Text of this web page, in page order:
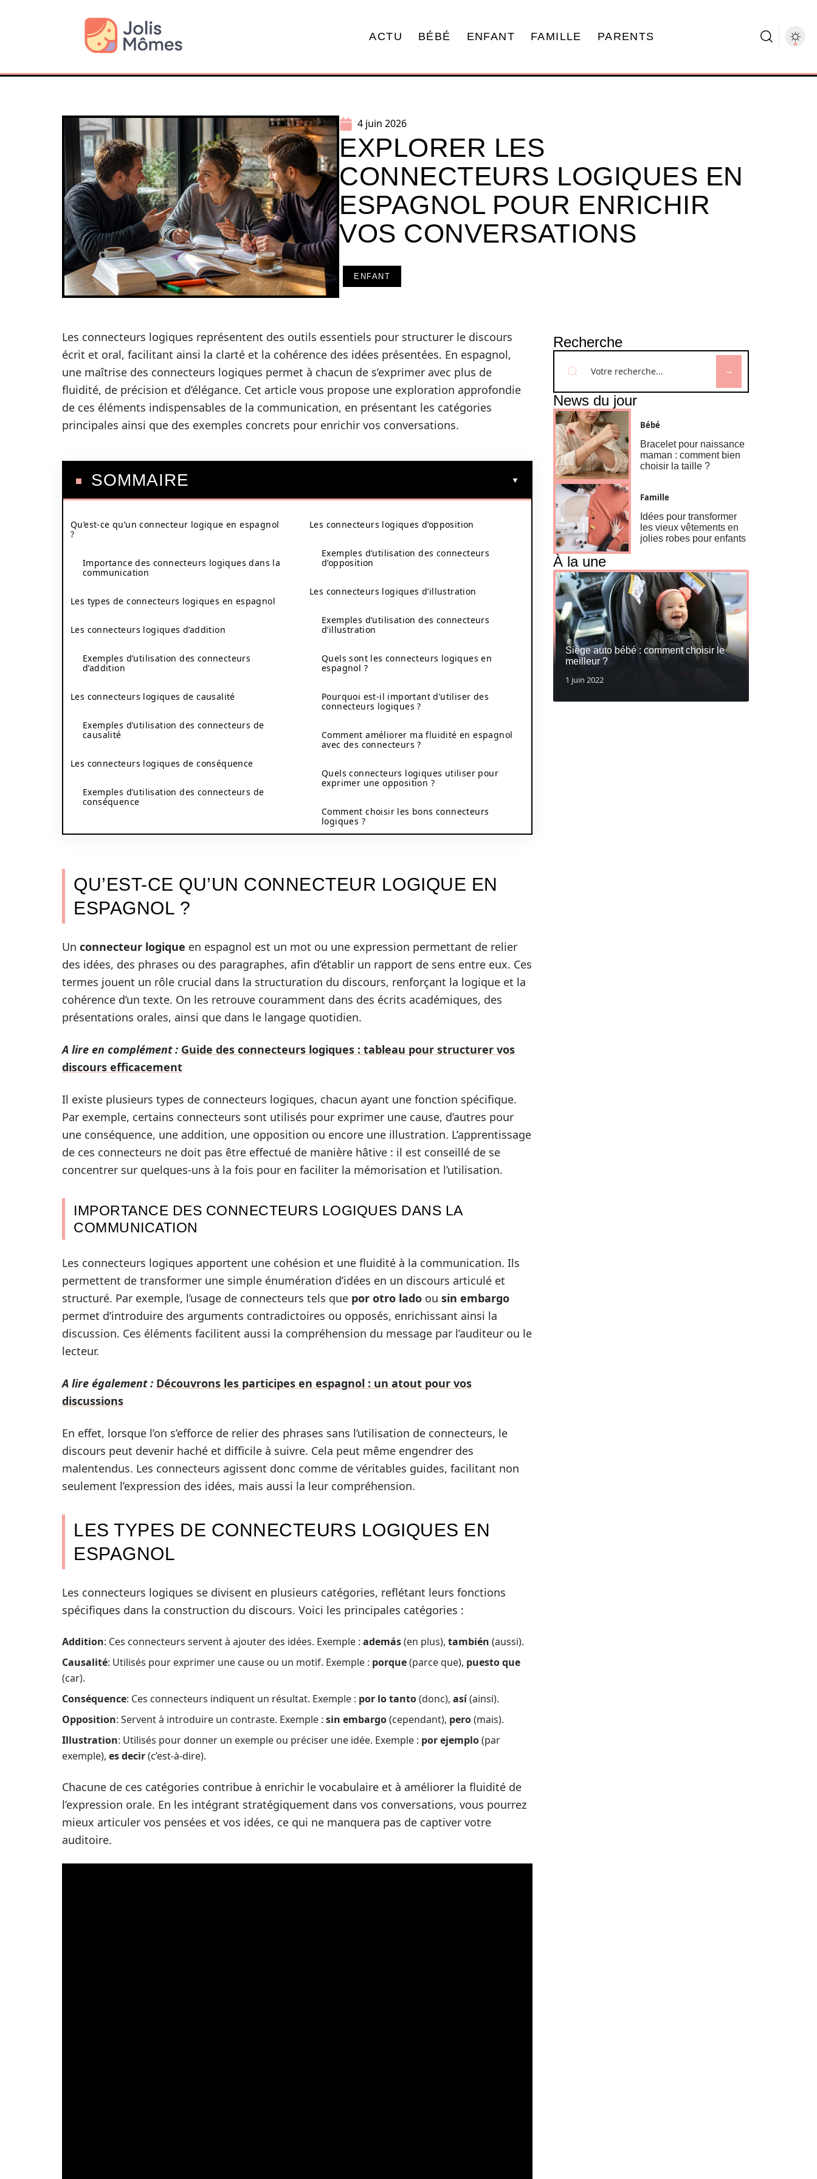
ACTU BÉBÉ ENFANT FAMILLE PARENTS
4 juin 2026
EXPLORER LES
CONNECTEURS LOGIQUES EN
ESPAGNOL POUR ENRICHIR
VOS CONVERSATIONS
ENFANT
Les connecteurs logiques représentent des outils essentiels pour structurer le discours
écrit et oral, facilitant ainsi la clarté et la cohérence des idées présentées. En espagnol,
une maîtrise des connecteurs logiques permet à chacun de s’exprimer avec plus de
fluidité, de précision et d’élégance. Cet article vous propose une exploration approfondie
de ces éléments indispensables de la communication, en présentant les catégories
principales ainsi que des exemples concrets pour enrichir vos conversations.
SOMMAIRE
Qu’est-ce qu’un connecteur logique en espagnol
?
Importance des connecteurs logiques dans la
communication
Les types de connecteurs logiques en espagnol
Les connecteurs logiques d’addition
Exemples d’utilisation des connecteurs
d’addition
Les connecteurs logiques de causalité
Exemples d’utilisation des connecteurs de
causalité
Les connecteurs logiques de conséquence
Exemples d’utilisation des connecteurs de
conséquence
Les connecteurs logiques d’opposition
Exemples d’utilisation des connecteurs
d’opposition
Les connecteurs logiques d’illustration
Exemples d’utilisation des connecteurs
d’illustration
Quels sont les connecteurs logiques en
espagnol ?
Pourquoi est-il important d’utiliser des
connecteurs logiques ?
Comment améliorer ma fluidité en espagnol
avec des connecteurs ?
Quels connecteurs logiques utiliser pour
exprimer une opposition ?
Comment choisir les bons connecteurs
logiques ?
QU’EST-CE QU’UN CONNECTEUR LOGIQUE EN
ESPAGNOL ?
Un connecteur logique en espagnol est un mot ou une expression permettant de relier
des idées, des phrases ou des paragraphes, afin d’établir un rapport de sens entre eux. Ces
termes jouent un rôle crucial dans la structuration du discours, renforçant la logique et la
cohérence d’un texte. On les retrouve couramment dans des écrits académiques, des
présentations orales, ainsi que dans le langage quotidien.
A lire en complément : Guide des connecteurs logiques : tableau pour structurer vos
discours efficacement
Il existe plusieurs types de connecteurs logiques, chacun ayant une fonction spécifique.
Par exemple, certains connecteurs sont utilisés pour exprimer une cause, d’autres pour
une conséquence, une addition, une opposition ou encore une illustration. L’apprentissage
de ces connecteurs ne doit pas être effectué de manière hâtive : il est conseillé de se
concentrer sur quelques-uns à la fois pour en faciliter la mémorisation et l’utilisation.
IMPORTANCE DES CONNECTEURS LOGIQUES DANS LA
COMMUNICATION
Les connecteurs logiques apportent une cohésion et une fluidité à la communication. Ils
permettent de transformer une simple énumération d’idées en un discours articulé et
structuré. Par exemple, l’usage de connecteurs tels que por otro lado ou sin embargo
permet d’introduire des arguments contradictoires ou opposés, enrichissant ainsi la
discussion. Ces éléments facilitent aussi la compréhension du message par l’auditeur ou le
lecteur.
A lire également : Découvrons les participes en espagnol : un atout pour vos
discussions
En effet, lorsque l’on s’efforce de relier des phrases sans l’utilisation de connecteurs, le
discours peut devenir haché et difficile à suivre. Cela peut même engendrer des
malentendus. Les connecteurs agissent donc comme de véritables guides, facilitant non
seulement l’expression des idées, mais aussi la leur compréhension.
LES TYPES DE CONNECTEURS LOGIQUES EN
ESPAGNOL
Les connecteurs logiques se divisent en plusieurs catégories, reflétant leurs fonctions
spécifiques dans la construction du discours. Voici les principales catégories :
Addition: Ces connecteurs servent à ajouter des idées. Exemple : además(en plus), también (aussi).
Causalité: Utilisés pour exprimer une cause ou un motif. Exemple : porque(parce que), puesto que
(car).
Conséquence: Ces connecteurs indiquent un résultat. Exemple : por lo tanto(donc), así(ainsi).
Opposition: Servent à introduire un contraste. Exemple : sin embargo(cependant), pero(mais).
Illustration: Utilisés pour donner un exemple ou préciser une idée. Exemple : por ejemplo(par
exemple), es decir(c’est-à-dire).
Chacune de ces catégories contribue à enrichir le vocabulaire et à améliorer la fluidité de
l’expression orale. En les intégrant stratégiquement dans vos conversations, vous pourrez
mieux articuler vos pensées et vos idées, ce qui ne manquera pas de captiver votre
auditoire.
Recherche
News du jour
Bébé
Bracelet pour naissance
maman : comment bien
choisir la taille ?
Famille
Idées pour transformer
les vieux vêtements en
jolies robes pour enfants
À la une
Siège auto bébé : comment choisir le
meilleur ?
1 juin 2022